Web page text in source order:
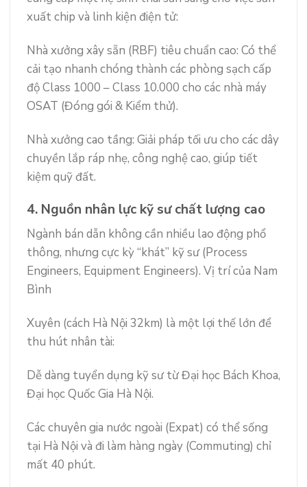
xuất chip và linh kiện điện tử:
Nhà xưởng xây sẵn (RBF) tiêu chuẩn cao: Có thể
cải tạo nhanh chóng thành các phòng sạch cấp
độ Class 1000 – Class 10.000 cho các nhà máy
OSAT (Đóng gói & Kiểm thử).
Nhà xưởng cao tầng: Giải pháp tối ưu cho các dây
chuyền lắp ráp nhẹ, công nghệ cao, giúp tiết
kiệm quỹ đất.
4. Nguồn nhân lực kỹ sư chất lượng cao
Ngành bán dẫn không cần nhiều lao động phổ
thông, nhưng cực kỳ “khát” kỹ sư (Process
Engineers, Equipment Engineers). Vị trí của Nam
Bình
Xuyên (cách Hà Nội 32km) là một lợi thế lớn để
thu hút nhân tài:
Dễ dàng tuyển dụng kỹ sư từ Đại học Bách Khoa,
Đại học Quốc Gia Hà Nội.
Các chuyên gia nước ngoài (Expat) có thể sống
tại Hà Nội và đi làm hàng ngày (Commuting) chỉ
mất 40 phút.